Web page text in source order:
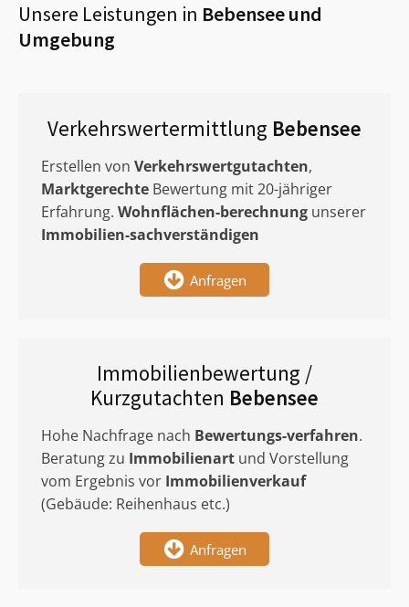
Unsere Leistungen in Bebenseeund
Umgebung
Verkehrswertermittlung Bebensee
Erstellen von Verkehrswertgutachten,
Marktgerechte Bewertung mit 20-jähriger
Erfahrung. Wohnflächen-berechnung unserer
Immobilien-sachverständigen
Anfragen
Immobilienbewertung /
Kurzgutachten Bebensee
Hohe Nachfrage nach Bewertungs-verfahren.
Beratung zu Immobilienart und Vorstellung
vom Ergebnis vor Immobilienverkauf
(Gebäude: Reihenhaus etc.)
Anfragen